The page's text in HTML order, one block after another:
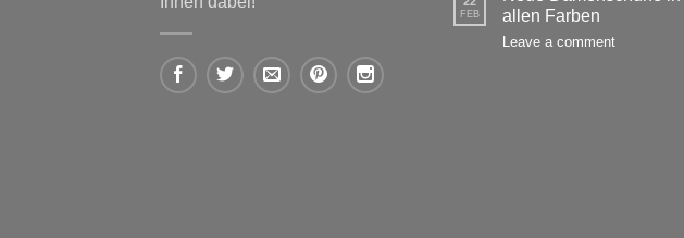
FEB
allen Farben
Leave a comment